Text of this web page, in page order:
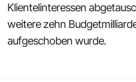
Klientelinteressen
weitere zehn
aufgeschoben wurde.